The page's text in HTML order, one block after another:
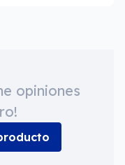
opiniones